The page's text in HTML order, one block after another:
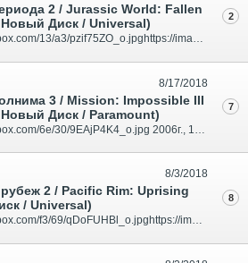
2 / Jurassic World: Fallen
Диск / Universal)
https://images2.imgbox.com/13/a3/pzif75ZO_o.jpghttps://images2.imgbox.com/e5/0e/IQG7a5rh_o.jpg 2018 г., 128 мин., США Дистрибьютор: "Новый Диск" / "Universal" Количество слоев: UHD Формат изображения: MPEG-H HEVC Video / 2160p, Ultra High Definition 16:9 (2.40:1) Звуковые дорожки: Русский ..
2
8/17/2018
3 / Mission: Impossible III
Новый Диск / Paramount)
https://images2.imgbox.com/6e/30/9EAjP4K4_o.jpg 2006г., 126 мин., США Дистрибьютор: "Новый Диск" / "Paramount" Количество слоев: UHD Формат изображения: MPEG-H HEVC Video / 2160p, Ultra High Definition 16:9 (2.35:1) Звуковые дорожки: Русский Dolby Digital 5.1Английский TrueHD 5.1Чешский Do..
7
8/3/2018
2 / Pacific Rim: Uprising
/ Universal)
https://images2.imgbox.com/f3/69/qDoFUHBl_o.jpghttps://images2.imgbox.com/cd/42/egWTVIIF_o.jpg 2018 г., 110 мин., США, Китай, Великобритания Дистрибьютор: "Новый Диск" / "Universal" Количество слоев: UHD Формат изображения: MPEG-H HEVC Video / 2160p, Ultra High Definition 16:9 (2.40:1) Звуко..
8